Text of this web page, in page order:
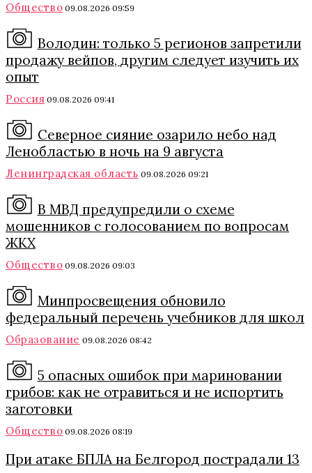
Общество 09.08.2026 09:59
Володин: только 5 регионов запретили
продажу вейпов, другим следует изучить их
опыт
Россия 09.08.2026 09:41
Северное сияние озарило небо над
Ленобластью в ночь на 9 августа
Ленинградская область 09.08.2026 09:21
В МВД предупредили о схеме
мошенников с голосованием по вопросам
ЖКХ
Общество 09.08.2026 09:03
Минпросвещения обновило
федеральный перечень учебников для школ
Образование 09.08.2026 08:42
5 опасных ошибок при мариновании
грибов: как не отравиться и не испортить
заготовки
Общество 09.08.2026 08:19
При атаке БПЛА на Белгород пострадали 13